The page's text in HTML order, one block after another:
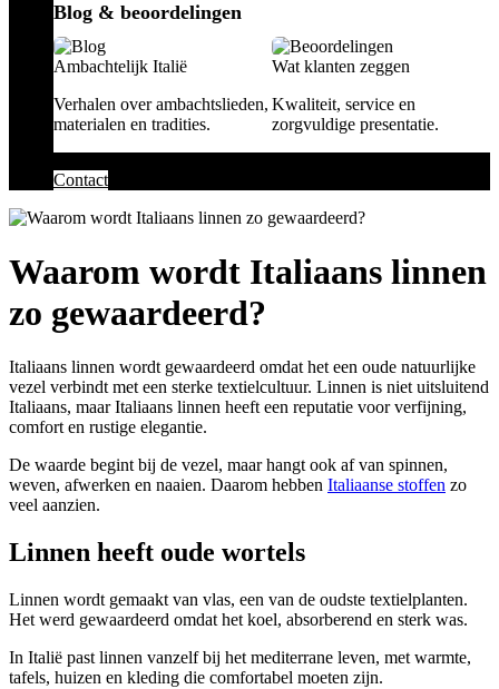
Blog & beoordelingen
Ambachtelijk Italië
Verhalen over ambachtslieden,
materialen en tradities.
Wat klanten zeggen
Kwaliteit, service en
zorgvuldige presentatie.
Contact
Waarom wordt Italiaans linnen
zo gewaardeerd?
Italiaans linnen wordt gewaardeerd omdat het een oude natuurlijke
vezel verbindt met een sterke textielcultuur. Linnen is niet uitsluitend
Italiaans, maar Italiaans linnen heeft een reputatie voor verfijning,
comfort en rustige elegantie.
De waarde begint bij de vezel, maar hangt ook af van spinnen,
weven, afwerken en naaien. Daarom hebben Italiaanse stoffen zo
veel aanzien.
Linnen heeft oude wortels
Linnen wordt gemaakt van vlas, een van de oudste textielplanten.
Het werd gewaardeerd omdat het koel, absorberend en sterk was.
In Italië past linnen vanzelf bij het mediterrane leven, met warmte,
tafels, huizen en kleding die comfortabel moeten zijn.